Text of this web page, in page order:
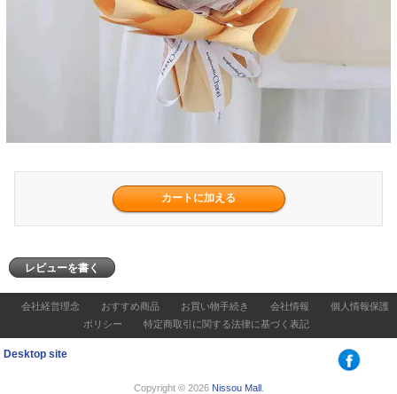
レビューを書く
会社経営理念 おすすめ商品 お買い物手続き 会社情報
個人情報保護
ポリシー
特定商取引に関する法律に基づく表記
Desktop site
Copyright © 2026 Nissou Mall.